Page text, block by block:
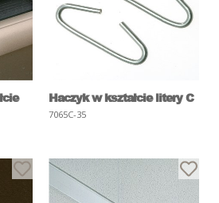
Haczyk w kształcie litery C
7065C-35